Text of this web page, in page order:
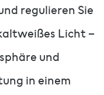
regulieren Sie
Licht –
und
in einem